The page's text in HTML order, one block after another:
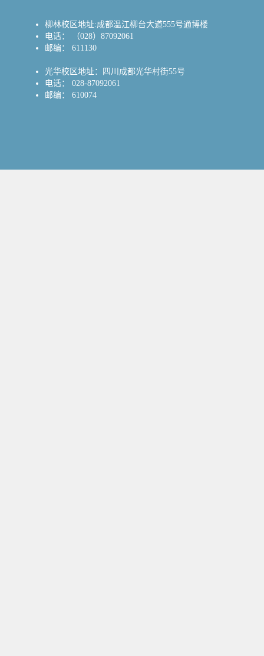
柳林校区地址:成都温江柳台大道555号通博楼
电话： （028）87092061
邮编： 611130
光华校区地址：四川成都光华村街55号
电话： 028-87092061
邮编： 610074